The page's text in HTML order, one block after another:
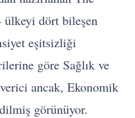
ülkeyi dört bileşen
eşitsizliği
göre Sağlık ve
ancak, Ekonomik
görünüyor.